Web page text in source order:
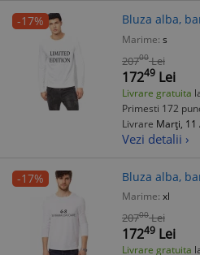
-17% Bluza alba,
Marime: s
20700 Lei
17249 Lei
Livrare gratuita
Primesti 172
Livrare Marți, 11
Vezi detalii ›
-17% Bluza alba,
Marime: xl
20700 Lei
17249 Lei
Livrare gratuita